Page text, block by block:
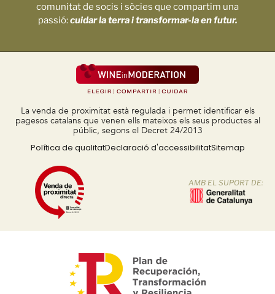
comunitat de socis i sòcies que compartim una
passió:cuidar la terra i transformar-la en futur.
La venda de proximitat està regulada i permet identificar els
pagesos catalans que venen ells mateixos els seus productes al
públic, segons el Decret 24/2013
Política de qualitatDeclaració d'accessibilitatSitemap
AMB EL SUPORT DE: